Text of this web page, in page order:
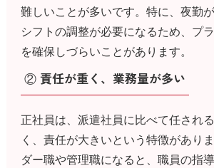
難しいことが多いです。特に、夜勤が
シフトの調整が必要になるため、プ
を確保しづらいことがあります。
② 責任が重く、業務量が多い
正社員は、派遣社員に比べて任され
く、責任が大きいという特徴があり
ダー職や管理職になると、職員の指